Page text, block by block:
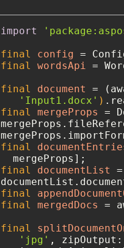
import
final
config =
final
wordsApi =
final
document =
'Input1.docx' )
final
mergeProps =
final
final
documentList =
final
final
mergedDocs =
final
'jpg' , zipOutput: